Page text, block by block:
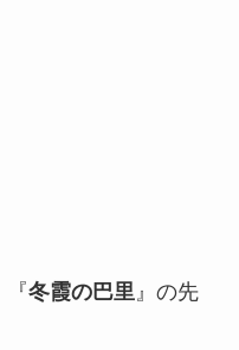
『冬霞の巴里 』の先